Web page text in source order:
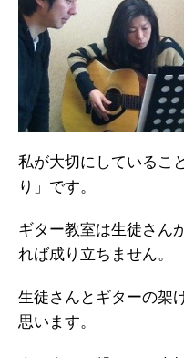
私が大切にしているこ
り」です。
ギター教室は生徒さん
れば成り立ちません。
生徒さんとギターの架
思います。